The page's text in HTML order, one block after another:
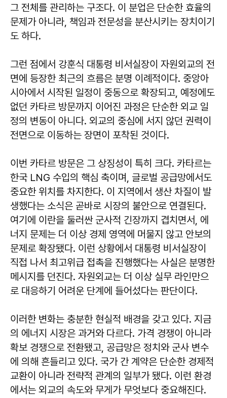
그 전체를 관리하는 구조다. 이 분업은 단순한 효율의
문제가 아니라, 책임과 전문성을 분산시키는 장치이기
도 하다.
그런 점에서 강훈식 대통령 비서실장이 자원외교의 전
면에 등장한 최근의 흐름은 분명 이례적이다. 중앙아
시아에서 시작된 일정이 중동으로 확장되고, 예정에도
없던 카타르 방문까지 이어진 과정은 단순한 외교 일
정의 변동이 아니다. 외교의 중심에 서지 않던 권력이
전면으로 이동하는 장면이 포착된 것이다.
이번 카타르 방문은 그 상징성이 특히 크다. 카타르는
한국 LNG 수입의 핵심 축이며, 글로벌 공급망에서도
중요한 위치를 차지한다. 이 지역에서 생산 차질이 발
생했다는 소식은 곧바로 시장의 불안으로 연결된다.
여기에 이란을 둘러싼 군사적 긴장까지 겹치면서, 에
너지 문제는 더 이상 경제 영역에 머물지 않고 안보의
문제로 확장됐다. 이런 상황에서 대통령 비서실장이
직접 나서 최고위급 접촉을 진행했다는 사실은 분명한
메시지를 던진다. 자원외교는 더 이상 실무 라인만으
로 대응하기 어려운 단계에 들어섰다는 판단이다.
이러한 변화는 충분한 현실적 배경을 갖고 있다. 지금
의 에너지 시장은 과거와 다르다. 가격 경쟁이 아니라
확보 경쟁으로 전환됐고, 공급망은 정치와 군사 변수
에 의해 흔들리고 있다. 국가 간 계약은 단순한 경제적
교환이 아니라 전략적 관계의 일부가 됐다. 이런 환경
에서는 외교의 속도와 무게가 무엇보다 중요해진다.